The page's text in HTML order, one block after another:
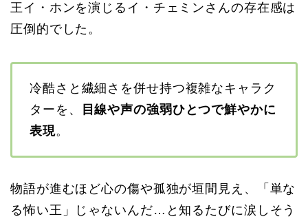
王イ・ホンを演じるイ・チェミンさんの存在感は
圧倒的でした。
冷酷さと繊細さを併せ持つ複雑なキャラク
ターを、
目線や声の強弱ひとつで鮮やかに
表現。
物語が進むほど心の傷や孤独が垣間見え、「単な
る怖い王」じゃないんだ…と知るたびに涙しそう